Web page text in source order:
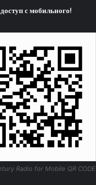
с мобильного!
Radio for Mobile QR CODE